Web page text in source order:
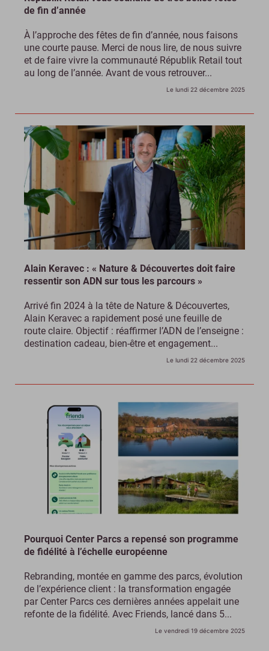
de fin d’année
À l’approche des fêtes de fin d’année, nous faisons
une courte pause. Merci de nous lire, de nous suivre
et de faire vivre la communauté Républik Retail tout
au long de l’année. Avant de vous retrouver...
Le lundi 22 décembre 2025
Alain Keravec : « Nature & Découvertes doit faire
ressentir son ADN sur tous les parcours »
Arrivé fin 2024 à la tête de Nature & Découvertes,
Alain Keravec a rapidement posé une feuille de
route claire. Objectif : réaffirmer l’ADN de l’enseigne :
destination cadeau, bien-être et engagement...
Le lundi 22 décembre 2025
Pourquoi Center Parcs a repensé son programme
de fidélité à l’échelle européenne
Rebranding, montée en gamme des parcs, évolution
de l’expérience client : la transformation engagée
par Center Parcs ces dernières années appelait une
refonte de la fidélité. Avec Friends, lancé dans 5...
Le vendredi 19 décembre 2025